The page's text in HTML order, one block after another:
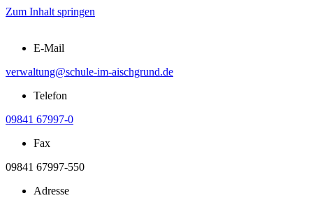
Zum Inhalt springen
E-Mail
verwaltung@schule-im-aischgrund.de
Telefon
09841 67997-0
Fax
09841 67997-550
Adresse